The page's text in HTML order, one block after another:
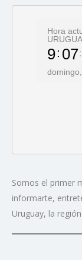
Somos el primer
informarte,
Uruguay, la